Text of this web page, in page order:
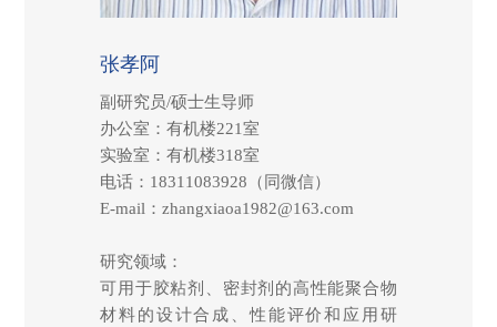
张孝阿
副研究员/硕士生导师
办公室：有机楼221室
实验室：有机楼318室
电话：18311083928（同微信）
E-mail：zhangxiaoa1982@163.com
研究领域：
可用于胶粘剂、密封剂的高性能聚合物
材料的设计合成、性能评价和应用研